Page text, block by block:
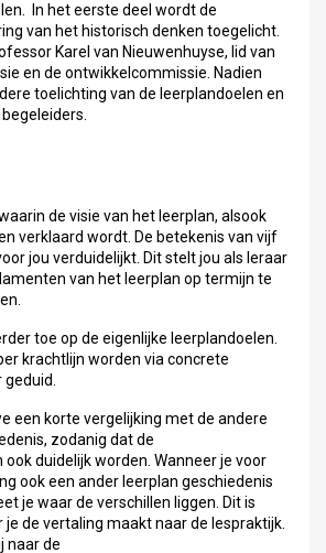
In het eerste deel wordt de
van het historisch denken toegelicht.
Karel van Nieuwenhuyse, lid van
en de ontwikkelcommissie. Nadien
toelichting van de leerplandoelen en
de visie van het leerplan, alsook
verklaard wordt. De betekenis van vijf
jou verduidelijkt. Dit stelt jou als leraar
van het leerplan op termijn te
toe op de eigenlijke leerplandoelen.
krachtlijn worden via concrete
geduid.
een korte vergelijking met de andere
zodanig dat de
duidelijk worden. Wanneer je voor
ook een ander leerplan geschiedenis
je waar de verschillen liggen. Dit is
je de vertaling maakt naar de lespraktijk.
naar de